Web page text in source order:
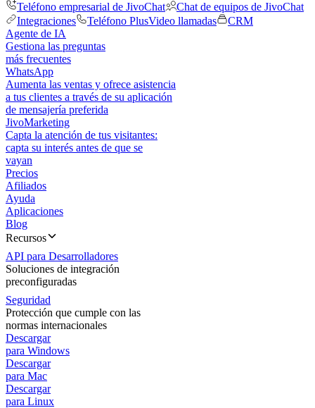
Teléfono empresarial de JivoChat
Chat de equipos de JivoChat
Integraciones
Teléfono PlusVideo llamadas
CRM
Agente de IA
Gestiona las preguntas
más frecuentes
WhatsApp
Aumenta las ventas y ofrece asistencia
a tus clientes a través de su aplicación
de mensajería preferida
JivoMarketing
Capta la atención de tus visitantes:
capta su interés antes de que se
vayan
Precios
Afiliados
Ayuda
Aplicaciones
Blog
Recursos
API para Desarrolladores
Soluciones de integración
preconfiguradas
Seguridad
Protección que cumple con las
normas internacionales
Descargar
para Windows
Descargar
para Mac
Descargar
para Linux